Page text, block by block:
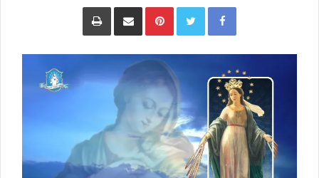
Pinterestمشاركة عبر البريد طباعة